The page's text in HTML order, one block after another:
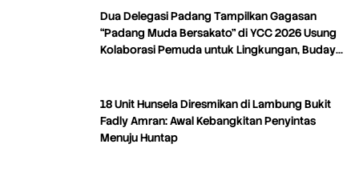
Dua Delegasi Padang Tampilkan Gagasan
“Padang Muda Bersakato” di YCC 2026 Usung
Kolaborasi Pemuda untuk Lingkungan, Budaya,
18 Unit Hunsela Diresmikan di Lambung Bukit
Fadly Amran: Awal Kebangkitan Penyintas
Menuju Huntap